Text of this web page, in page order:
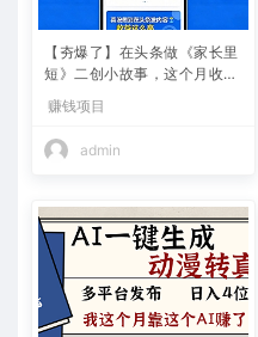
【夯爆了】在头条做《家长里
短》二创小故事，这个月收益
2w+
赚钱项目
admin